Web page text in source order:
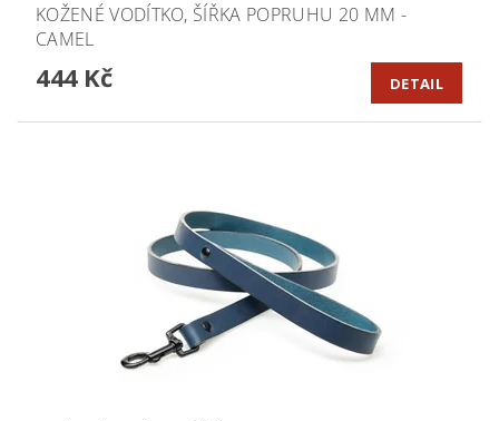
KOŽENÉ VODÍTKO, ŠÍŘKA POPRUHU 20 MM -
CAMEL
444 Kč DETAIL